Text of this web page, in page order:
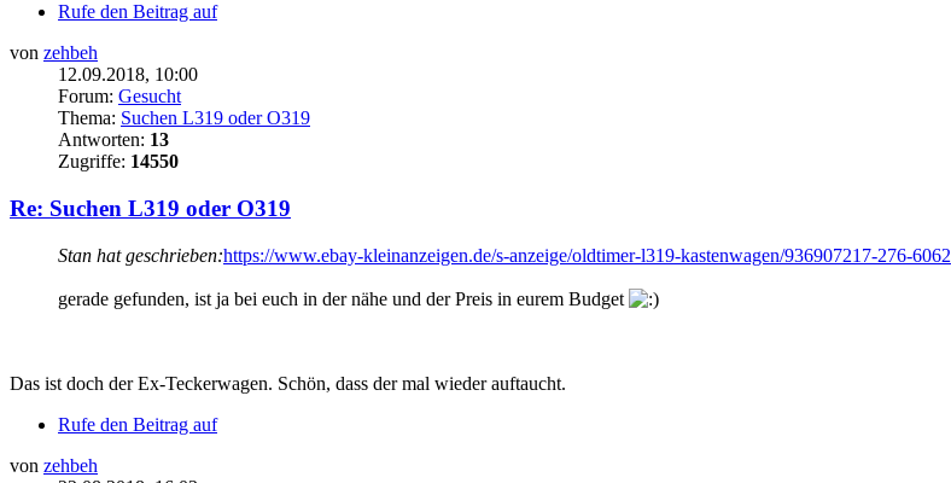
Rufe den Beitrag auf
von zehbeh
12.09.2018, 10:00
Forum: Gesucht
Thema: Suchen L319 oder O319
Antworten: 13
Zugriffe: 14550
Re: Suchen L319 oder O319
Stan hat geschrieben:https://www.ebay-kleinanzeigen.de/s-anzeige/oldtimer-l319-kastenwagen/936907217-276-6062
gerade gefunden, ist ja bei euch in der nähe und der Preis in eurem Budget
Das ist doch der Ex-Teckerwagen. Schön, dass der mal wieder auftaucht.
Rufe den Beitrag auf
von zehbeh